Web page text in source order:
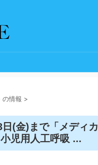
の情報 >
(金)まで「メディ
児用 人工呼吸 ...